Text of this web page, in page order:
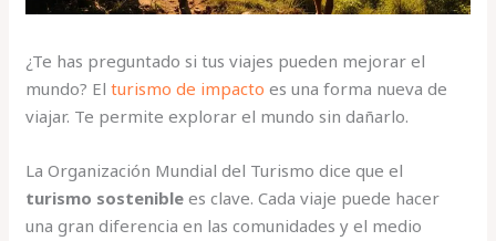
¿Te has preguntado si tus viajes pueden mejorar el
mundo? Elturismo de impacto es una forma nueva de
viajar. Te permite explorar el mundo sin dañarlo.
La Organización Mundial del Turismo dice que el
turismo sostenible es clave. Cada viaje puede hacer
una gran diferencia en las comunidades y el medio